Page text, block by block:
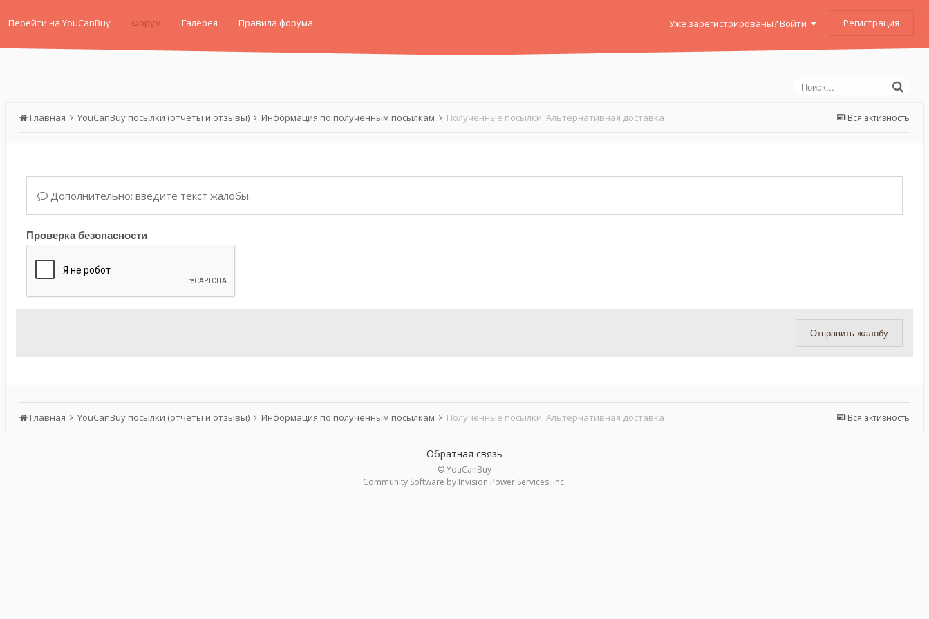
Перейти на YouCanBuy Форум Галерея Правила форума Уже зарегистрированы? Войти Регистрация
Вся активность
Главная YouCanBuy посылки (отчеты и отзывы) Информация по полученным посылкам Полученные посылки. Альтернативная доставка
Дополнительно: введите текст жалобы.
Проверка безопасности
Отправить жалобу
Вся активность
Главная YouCanBuy посылки (отчеты и отзывы) Информация по полученным посылкам Полученные посылки. Альтернативная доставка
Обратная связь
© YouCanBuy
Community Software by Invision Power Services, Inc.